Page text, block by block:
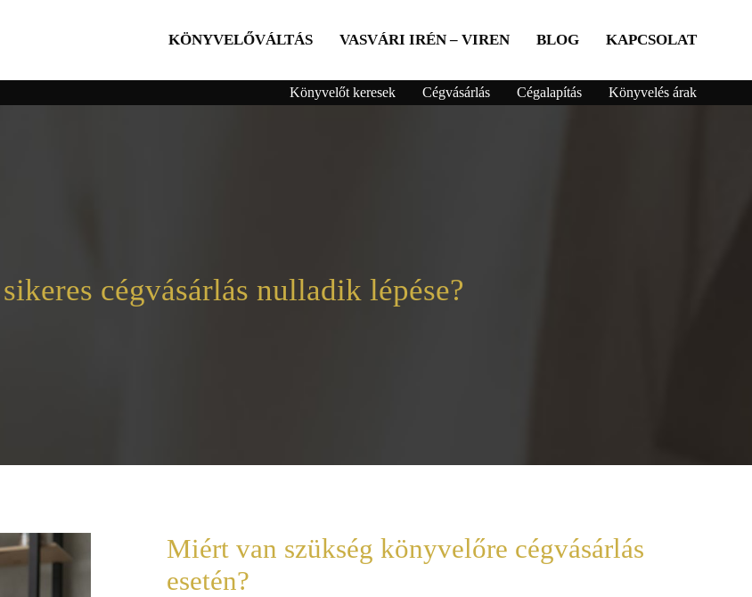
KÖNYVELŐVÁLTÁS VASVÁRI IRÉN – VIREN BLOG KAPCSOLAT
Könyvelőt keresek Cégvásárlás Cégalapítás Könyvelés árak
cégvásárlás nulladik lépése?
Miért van szükség könyvelőre cégvásárlás
esetén?